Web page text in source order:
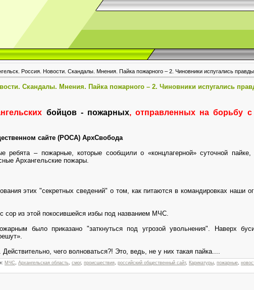
Россия. Новости. Скандалы. Мнения. Пайка пожарного – 2. Чиновники испугались
Скандалы. Мнения. Пайка пожарного – 2. Чиновники испугались
бойцов - пожарных, отправленных на борьбу
сайте (РОСА) АрхСвобода
ребята – пожарные, которые сообщили о «концлагерной» суточной
Архангельские пожары.
этих "секретных сведений" о том, как питаются в командировках
сор из этой покосившейся избы под названием МЧС.
было приказано "заткнуться под угрозой увольнения". Наверх
чего волноваться?! Это, ведь, не у них такая пайка....
: МЧС Архангельская область смог, происшествия российский общественный сайт, Карикатуры пожарные